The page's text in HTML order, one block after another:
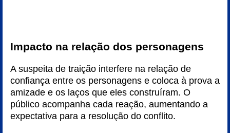
Impacto na relação dos personagens
A suspeita de traição interfere na relação de
confiança entre os personagens e coloca à prova a
amizade e os laços que eles construíram. O
público acompanha cada reação, aumentando a
expectativa para a resolução do conflito.